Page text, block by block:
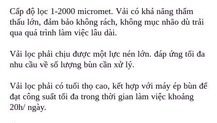
Cấp độ lọc 1-2000 micromet. Vải có khả năng thẩm
thấu lớn, đảm bảo không rách, không mục nhão dù trải
qua quá trình làm việc lâu dài.
Vải lọc phải chịu được một lực nén lớn. đáp ứng tối đa
nhu cầu về số lượng bùn cần xử lý.
Vải lọc phải có tuổi thọ cao, kết hợp với máy ép bùn để
đạt công suất tối đa trong thời gian làm việc khoảng
20h/ ngày.